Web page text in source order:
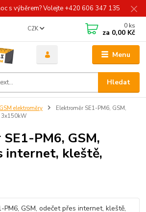
s výběrem? Volejte +420 606 347 135
Menu
CZK
Hledat
0 ks
za 0,00 Kč
GSM elektroměry
Elektroměr SE1-PM6, GSM,
3x150kW
PM6, GSM,
internet, kleště,